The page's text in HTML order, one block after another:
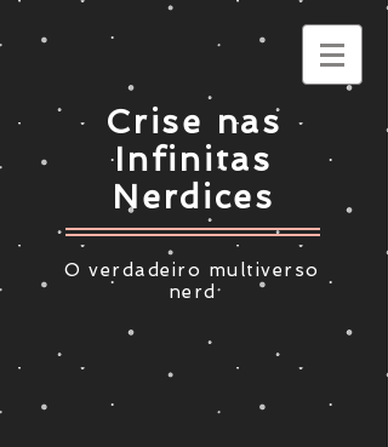
Crise nas
Infinitas
Nerdices
O verdadeiro multiverso
nerd